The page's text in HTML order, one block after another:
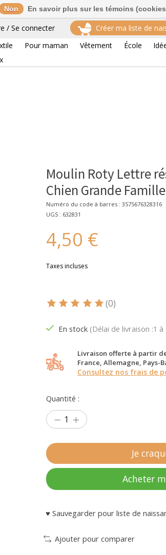
/ Se connecter Créer ma liste de
Pour maman Vêtement École
Moulin Roty Lettre
Chien Grande Famille
Numéro du code à barres : 3575676328316
UGS : 632831
4,50 €
Taxes incluses
Ce produit est évalué à
(0)
En stock (Délai de livraison :1
Livraison offerte à partir
France, Allemagne, Pays-
Consultez nos frais de
Quantité :
Je
Acheter
♥ Sauvegarder pour liste de
Ajouter pour comparer
Non En savoir plus sur les témoins